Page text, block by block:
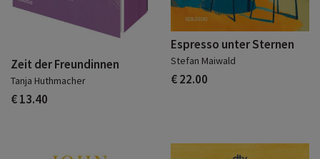
Zeit der Freundinnen
Tanja Huthmacher
€ 13.40
Espresso unter Sternen
Stefan Maiwald
€ 22.00